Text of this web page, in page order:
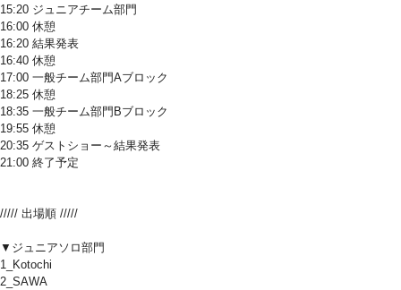
15:20 ジュニアチーム部門
16:00 休憩
16:20 結果発表
16:40 休憩
17:00 一般チーム部門Aブロック
18:25 休憩
18:35 一般チーム部門Bブロック
19:55 休憩
20:35 ゲストショー～結果発表
21:00 終了予定
///// 出場順 /////
▼ジュニアソロ部門
1_Kotochi
2_SAWA